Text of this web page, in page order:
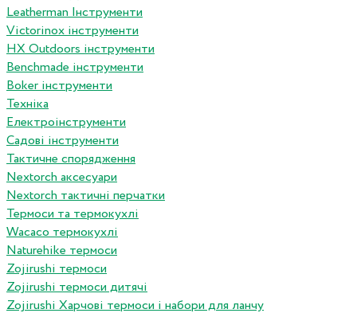
Leatherman Інструменти
Victorinox інструменти
HX Outdoors інструменти
Benchmade інструменти
Boker інструменти
Техніка
Електроінструменти
Садові інструменти
Тактичне спорядження
Nextorch аксесуари
Nextorch тактичні перчатки
Термоси та термокухлі
Wacaco термокухлі
Naturehike термоси
Zojirushi термоси
Zojirushi термоси дитячі
Zojirushi Харчові термоси і набори для ланчу